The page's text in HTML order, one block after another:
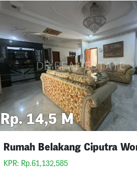
Rp. 14,5 M
KPR: Rp.61,132,585